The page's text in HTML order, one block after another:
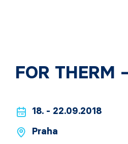
FOR THERM
18. - 22.09.2018
Praha